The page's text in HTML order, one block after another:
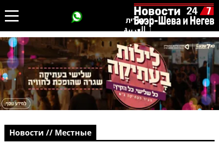
עברית
العربية
Новости // Местные